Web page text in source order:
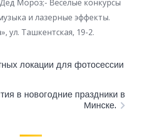
Мороз;- Веселые конкурсы
и лазерные эффекты.
ул. Ташкентская, 19-2.
локации для фотосессии
в новогодние праздники в
Минске.